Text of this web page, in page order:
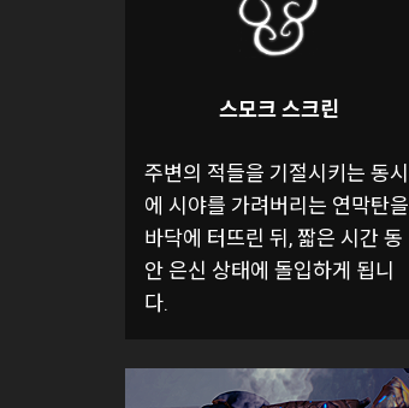
스모크 스크린
주변의 적들을 기절시키는 동시
에 시야를 가려버리는 연막탄을
바닥에 터뜨린 뒤, 짧은 시간 동
안 은신 상태에 돌입하게 됩니
다.